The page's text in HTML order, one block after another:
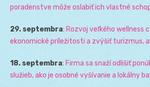
poradenstve môže oslabiť ich vlastné
29. septembra: Rozvoj veľkého wellness
ekonomické príležitosti a zvýšiť turizmus,
18. septembra: Firma sa snaží odlišiť
služieb, ako je osobné vyšívanie a lokálny